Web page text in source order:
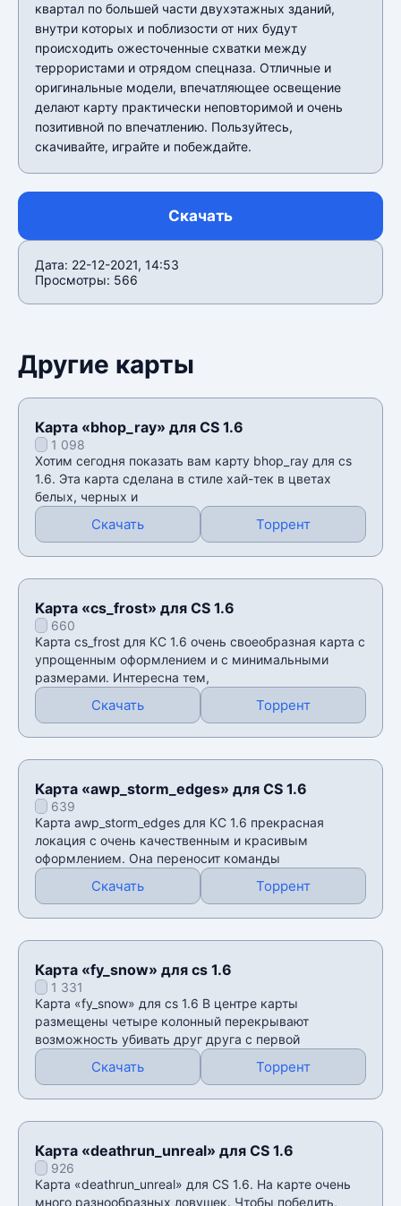
квартал по большей части двухэтажных зданий,
внутри которых и поблизости от них будут
происходить ожесточенные схватки между
террористами и отрядом спецназа. Отличные и
оригинальные модели, впечатляющее освещение
делают карту практически неповторимой и очень
позитивной по впечатлению. Пользуйтесь,
скачивайте, играйте и побеждайте.
Скачать
Дата: 22-12-2021, 14:53
Просмотры: 566
Другие карты
Карта «bhop_ray» для CS 1.6
1 098
Хотим сегодня показать вам карту bhop_ray для cs
1.6. Эта карта сделана в стиле хай-тек в цветах
белых, черных и
Скачать Торрент
Карта «cs_frost» для CS 1.6
660
Карта cs_frost для КС 1.6 очень своеобразная карта с
упрощенным оформлением и с минимальными
размерами. Интересна тем,
Скачать Торрент
Карта «awp_storm_edges» для CS 1.6
639
Карта awp_storm_edges для КС 1.6 прекрасная
локация с очень качественным и красивым
оформлением. Она переносит команды
Скачать Торрент
Карта «fy_snow» для cs 1.6
1 331
Карта «fy_snow» для cs 1.6 В центре карты
размещены четыре колонный перекрывают
возможность убивать друг друга с первой
Скачать Торрент
Карта «deathrun_unreal» для CS 1.6
926
Карта «deathrun_unreal» для CS 1.6. На карте очень
много разнообразных ловушек. Чтобы победить,